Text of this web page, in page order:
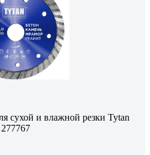
сухой и влажной резки Tytan